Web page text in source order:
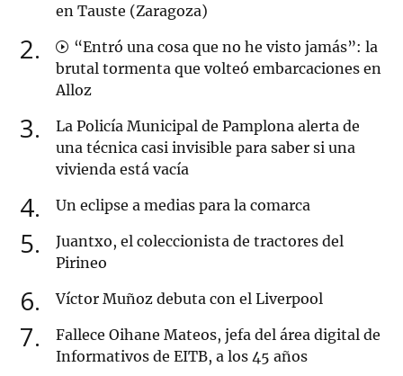
en Tauste (Zaragoza)
2
“Entró una cosa que no he visto jamás”: la
brutal tormenta que volteó embarcaciones en
Alloz
3
La Policía Municipal de Pamplona alerta de
una técnica casi invisible para saber si una
vivienda está vacía
4 Un eclipse a medias para la comarca
5
Juantxo, el coleccionista de tractores del
Pirineo
6 Víctor Muñoz debuta con el Liverpool
7
Fallece Oihane Mateos, jefa del área digital de
Informativos de EITB, a los 45 años